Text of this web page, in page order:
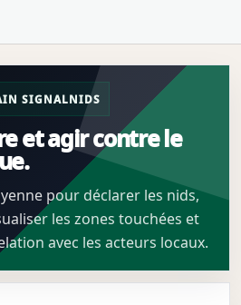
SIGNALNIDS
et agir contre le
pour déclarer les nids,
les zones touchées et
avec les acteurs locaux.